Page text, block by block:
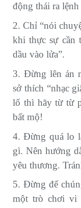
động thái ra
2. Chỉ “nói
khi thực sự cần
dầu vào lửa”.
3. Đừng lên án
sở thích “nhạc
lố thì hãy từ từ
bất mộ!
4. Đừng quá lo
gì. Nên hướng
yêu thương.
5. Đừng để
một trò chơi vi